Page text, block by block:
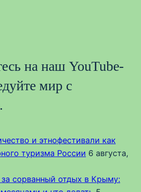
на наш YouTube-
мир с
и этнофестивали как
туризма России 6 августа,
за сорванный отдых в Крыму: